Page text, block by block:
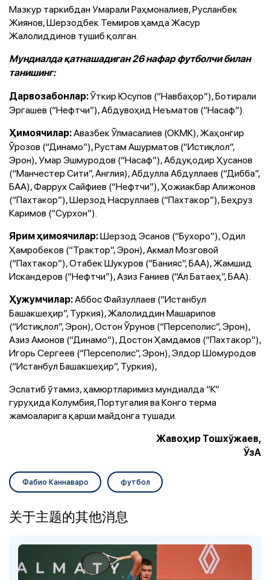
Мазкур таркибдан Умарали Раҳмоналиев, Русланбек
Жиянов, Шерзодбек Темиров ҳамда Жасур
Жалолиддинов тушиб қолган.
Мундиалда қатнашадиган 26 нафар футболчи билан
танишинг:
Дарвозабонлар:Ўткир Юсупов (“Навбаҳор”), Ботирали
Эргашев (“Нефтчи”), Абдувоҳид Неъматов (“Насаф”).
Ҳимоячилар:Авазбек Ўлмасалиев (ОКМК), Жаҳонгир
Ўрозов (“Динамо”), Рустам Ашурматов (“Истиқлол”,
Эрон), Умар Эшмуродов (“Насаф”), Абдуқодир Ҳусанов
(“Манчестер Сити”, Англия), Абдулла Абдуллаев (“Дибба”,
БАА), Фаррух Сайфиев (“Нефтчи”), Ҳожиакбар Алижонов
(“Пахтакор”), Шерзод Насруллаев (“Пахтакор”), Беҳруз
Каримов (“Сурхон”).
Ярим ҳимоячилар:Шерзод Эсанов (“Бухоро”), Одил
Ҳамробеков (“Трактор”, Эрон), Акмал Мозговой
(“Пахтакор”), Отабек Шукуров (“Банияс”, БАА), Жамшид
Искандеров (“Нефтчи”), Азиз Ғаниев (“Ал Батаеҳ”, БАА).
Ҳужумчилар:Аббос Файзуллаев (“Истанбул
Башакшеҳир”, Туркия), Жалолиддин Машарипов
(“Истиқлол”, Эрон), Остон Ўрунов (“Персеполис”, Эрон),
Азиз Амонов (“Динамо”), Достон Ҳамдамов (“Пахтакор”),
Игорь Сергеев (“Персеполис”, Эрон), Элдор Шомуродов
(“Истанбул Башакшеҳир”, Туркия),
Эслатиб ўтамиз, ҳамюртларимиз мундиалда “К”
гуруҳида Колумбия, Португалия ва Конго терма
жамоаларига қарши майдонга тушади.
Жавоҳир Тошхўжаев,
ЎзА
Фабио Каннаваро футбол
关于主题的其他消息